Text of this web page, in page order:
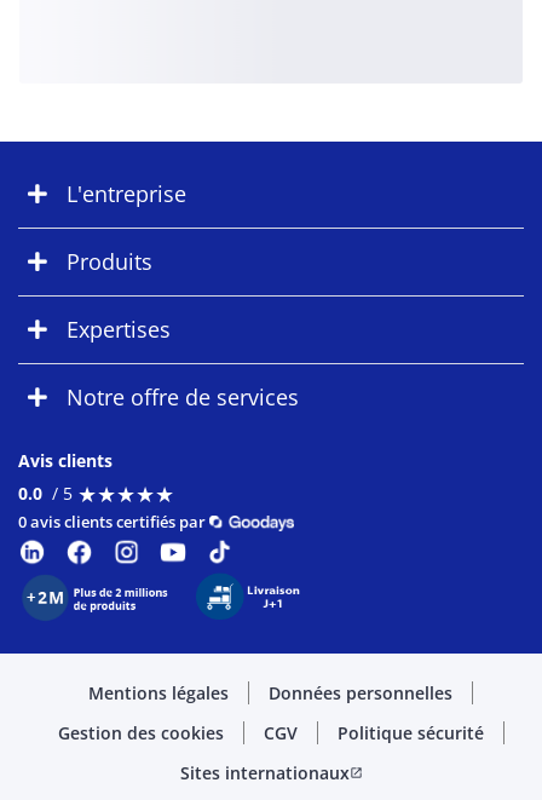
L'entreprise
Produits
Expertises
Notre offre de services
Avis clients
0.0 / 5 ★★★★★
★★★★★
0 avis clients certifiés par
Mentions légales
Données personnelles
Gestion des cookies
CGV
Politique sécurité
Sites internationauxopen_in_new